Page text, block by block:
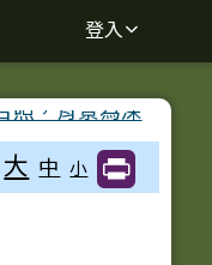
登入
大 中 小